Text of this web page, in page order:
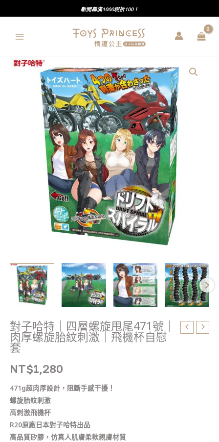
至
新開幕滿1000現折100！
對子哈特｜四層螺旋甩尾471號｜
肉厚螺旋胎紋刺激｜飛機杯自慰
套
NT$1,280
471g超肉厚設計，阻斷手感干擾！
螺旋胎紋刺激
高刺激飛機杯
R20原廠日本對子哈特出品
高品質矽膠，仿真人肌膚柔軟親膚材質
對
刺
激
｜
飛
機
杯
慰
套
數
量